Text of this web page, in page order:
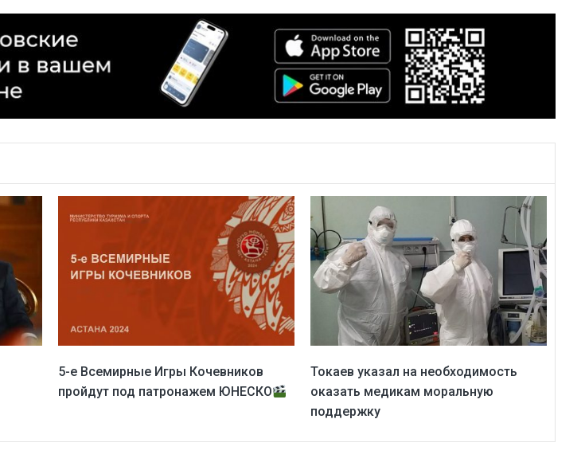
5-е Всемирные Игры Кочевников
пройдут под патронажем ЮНЕСКО
Токаев указал на необходимость
оказать медикам моральную
поддержку